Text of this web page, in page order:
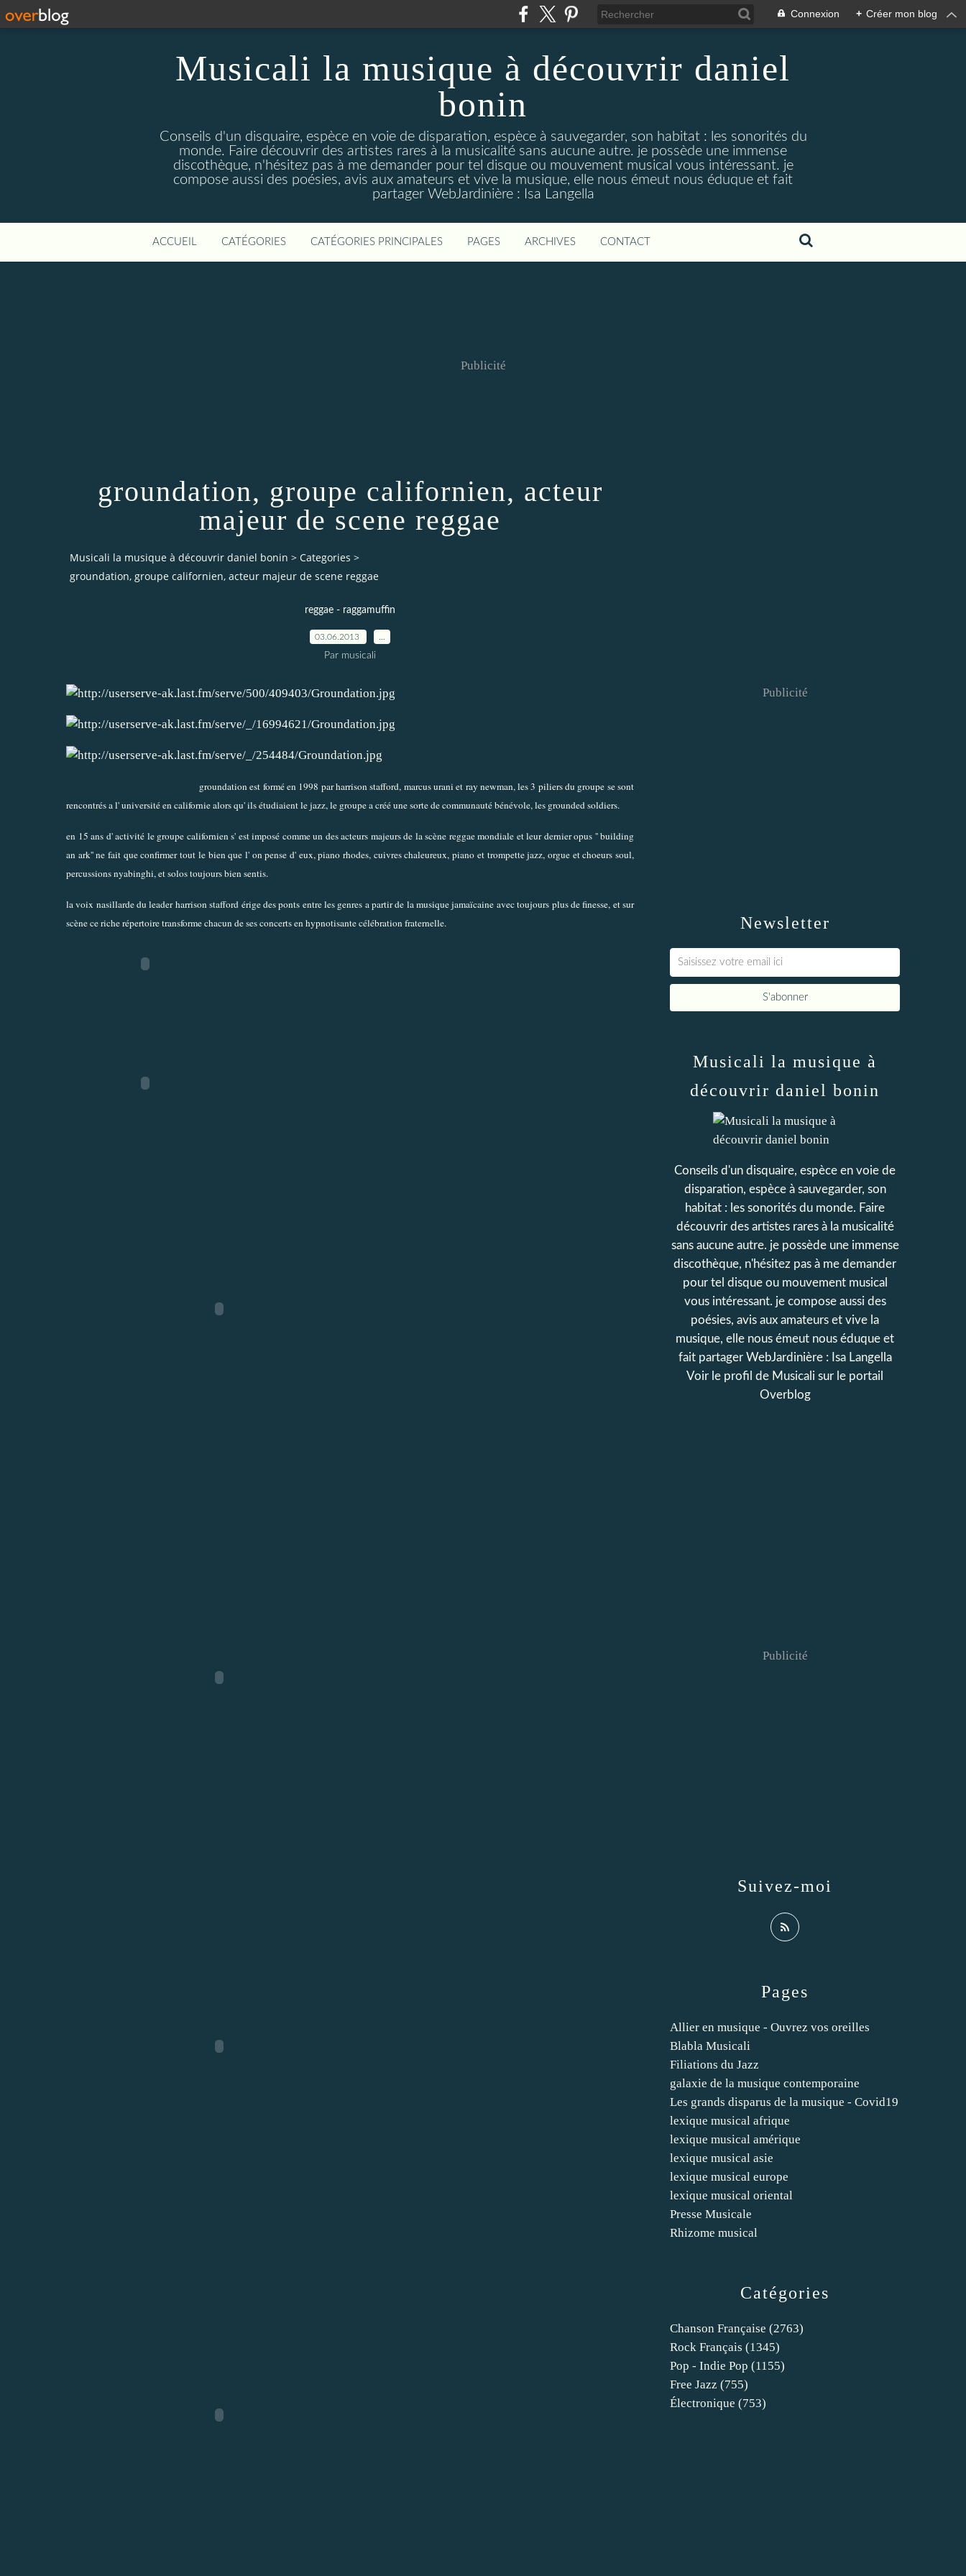
Connexion + Créer mon blog
Musicali la musique à découvrir daniel
bonin
Conseils d'un disquaire, espèce en voie de disparation, espèce à sauvegarder, son habitat : les sonorités du
monde. Faire découvrir des artistes rares à la musicalité sans aucune autre. je possède une immense
discothèque, n'hésitez pas à me demander pour tel disque ou mouvement musical vous intéressant. je
compose aussi des poésies, avis aux amateurs et vive la musique, elle nous émeut nous éduque et fait
partager WebJardinière : Isa Langella
ACCUEIL CATÉGORIES CATÉGORIES PRINCIPALES PAGES ARCHIVES CONTACT
Publicité
groundation, groupe californien, acteur
majeur de scene reggae
Musicali la musique à découvrir daniel bonin > Categories >
groundation, groupe californien, acteur majeur de scene reggae
reggae - raggamuffin
03.06.2013
Par musicali
groundation est formé en 1998 par harrison stafford, marcus urani et ray newman, les 3 piliers du groupe se sont
rencontrés a l' université en californie alors qu' ils étudiaient le jazz, le groupe a créé une sorte de communauté bénévole, les grounded soldiers.
en 15 ans d' activité le groupe californien s' est imposé comme un des acteurs majeurs de la scène reggae mondiale et leur dernier opus '' building
an ark'' ne fait que confirmer tout le bien que l' on pense d' eux, piano rhodes, cuivres chaleureux, piano et trompette jazz, orgue et choeurs soul,
percussions nyabinghi, et solos toujours bien sentis.
la voix nasillarde du leader harrison stafford érige des ponts entre les genres a partir de la musique jamaïcaine avec toujours plus de finesse, et sur
scène ce riche répertoire transforme chacun de ses concerts en hypnotisante célébration fraternelle.
Newsletter
Publicité
Catégories
Chanson Française (2763)
Rock Français (1345)
Pop - Indie Pop (1155)
Free Jazz (755)
Électronique (753)
Pages
Allier en musique - Ouvrez vos oreilles
Blabla Musicali
Filiations du Jazz
galaxie de la musique contemporaine
Les grands disparus de la musique - Covid19
lexique musical afrique
lexique musical amérique
lexique musical asie
lexique musical europe
lexique musical oriental
Presse Musicale
Rhizome musical
Musicali la musique à
découvrir daniel bonin
Conseils d'un disquaire, espèce en voie de
disparation, espèce à sauvegarder, son
habitat : les sonorités du monde. Faire
découvrir des artistes rares à la musicalité
sans aucune autre. je possède une immense
discothèque, n'hésitez pas à me demander
pour tel disque ou mouvement musical
vous intéressant. je compose aussi des
poésies, avis aux amateurs et vive la
musique, elle nous émeut nous éduque et
fait partager WebJardinière : Isa Langella
Voir le profil de Musicali sur le portail
Overblog
Suivez-moi
Publicité